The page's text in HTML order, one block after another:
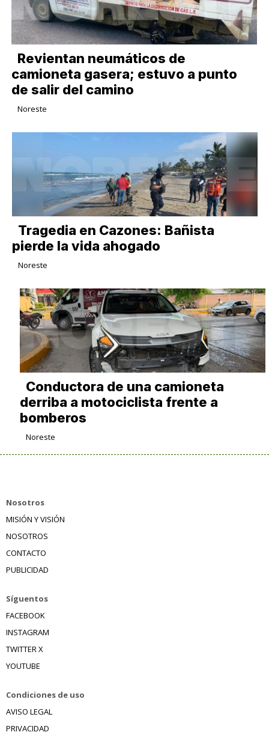
Revientan neumáticos de
camioneta gasera; estuvo a punto
de salir del camino
Noreste
Tragedia en Cazones: Bañista
pierde la vida ahogado
Noreste
Conductora de una camioneta
derriba a motociclista frente a
bomberos
Noreste
Nosotros
MISIÓN Y VISIÓN
NOSOTROS
CONTACTO
PUBLICIDAD
Síguentos
FACEBOOK
INSTAGRAM
TWITTER X
YOUTUBE
Condiciones de uso
AVISO LEGAL
PRIVACIDAD